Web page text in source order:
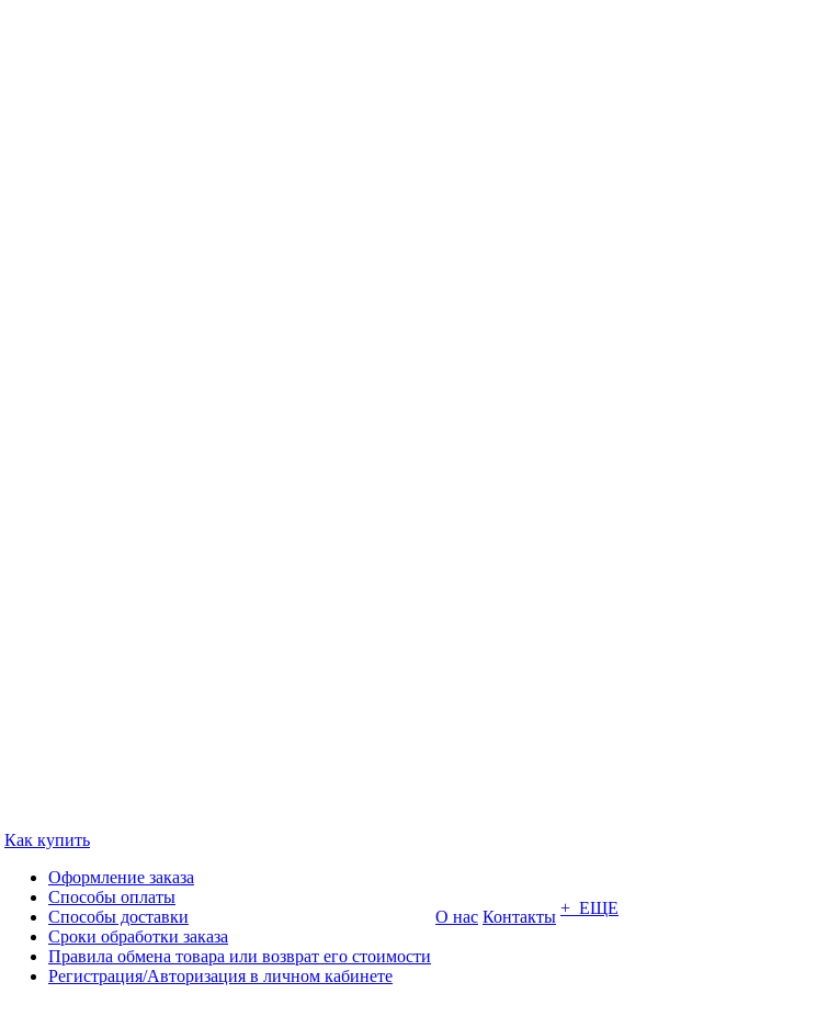
Как купить
Оформление заказа
Способы оплаты
Способы доставки
Сроки обработки заказа
Правила обмена товара или возврат его стоимости
Регистрация/Авторизация в личном кабинете
О нас Контакты + ЕЩЕ